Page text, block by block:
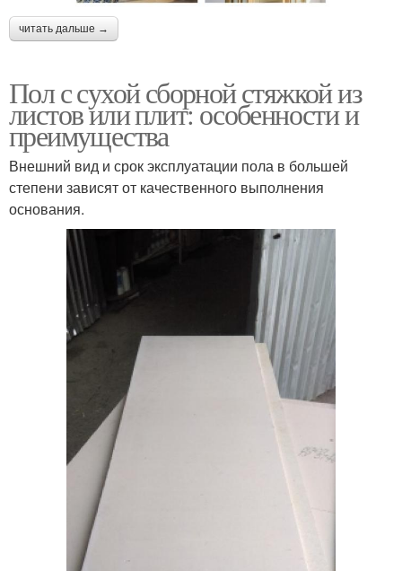
читать дальше →
Пол с сухой сборной стяжкой из
листов или плит: особенности и
преимущества
Внешний вид и срок эксплуатации пола в большей
степени зависят от качественного выполнения
основания.